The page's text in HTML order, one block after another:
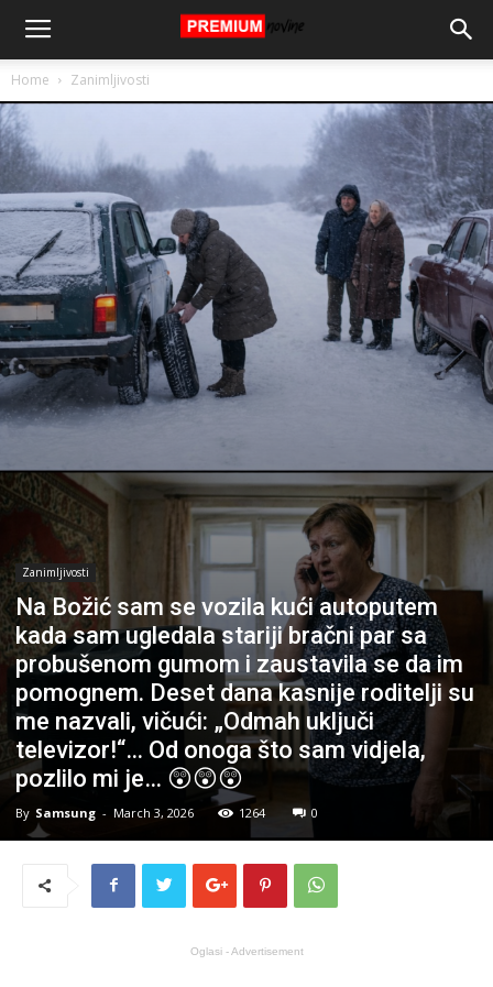
Home Zanimljivosti
Zanimljivosti
Na Božić sam se vozila kući autoputem
kada sam ugledala stariji bračni par sa
probušenom gumom i zaustavila se da im
pomognem. Deset dana kasnije roditelji su
me nazvali, vičući: „Odmah uključi
televizor!“… Od onoga što sam vidjela,
pozlilo mi je… 😲😲😲
By Samsung - March 3, 2026 1264 0
Oglasi - Advertisement